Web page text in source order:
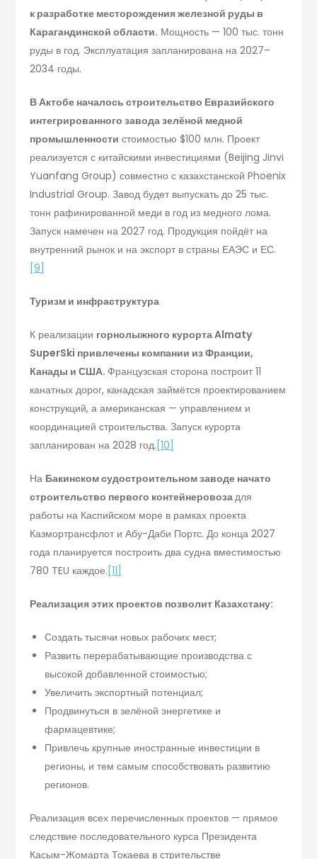
к разработке месторождения железной руды в
Карагандинской области. Мощность — 100 тыс. тонн
руды в год. Эксплуатация запланирована на 2027–
2034 годы.
В Актобе началось строительство Евразийского
интегрированного завода зелёной медной
промышленности стоимостью $100 млн. Проект
реализуется с китайскими инвестициями (Beijing Jinvi
Yuanfang Group) совместно с казахстанской Phoenix
Industrial Group. Завод будет выпускать до 25 тыс.
тонн рафинированной меди в год из медного лома.
Запуск намечен на 2027 год. Продукция пойдёт на
внутренний рынок и на экспорт в страны ЕАЭС и ЕС.
[9]
Туризм и инфраструктура
К реализации горнолыжного курортаAlmaty
SuperSki привлечены компании из Франции,
Канады и США. Французская сторона построит 11
канатных дорог, канадская займётся проектированием
конструкций, а американская — управлением и
координацией строительства. Запуск курорта
запланирован на 2028 год. [10]
На Бакинском судостроительном заводе начато
строительство первого контейнеровозадля
работы на Каспийском море в рамках проекта
Казмортрансфлот и Абу-Даби Портс. До конца 2027
года планируется построить два судна вместимостью
780 TEU каждое. [11]
Реализация этих проектов позволит Казахстану:
Создать тысячи новых рабочих мест;
Развить перерабатывающие производства с
высокой добавленной стоимостью;
Увеличить экспортный потенциал;
Продвинуться в зелёной энергетике и
фармацевтике;
Привлечь крупные иностранные инвестиции в
регионы, и тем самым способствовать развитию
регионов.
Реализация всех перечисленных проектов — прямое
следствие последовательного курса Президента
Касым-Жомарта Токаева в стрительстве